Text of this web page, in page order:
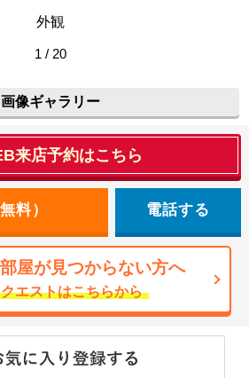
外観
1 / 20
画像ギャラリー
来店予約はこちら
電話する
屋が見つからない方へ
エストはこちらから